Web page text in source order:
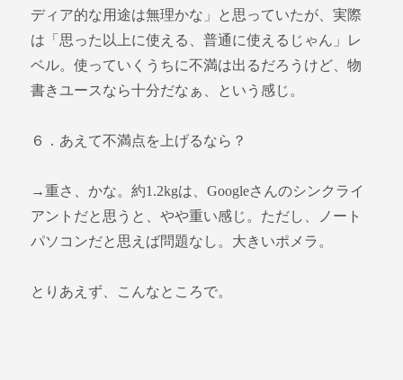
ディア的な用途は無理かな」と思っていたが、実際
は「思った以上に使える、普通に使えるじゃん」レ
ベル。使っていくうちに不満は出るだろうけど、物
書きユースなら十分だなぁ、という感じ。
６．あえて不満点を上げるなら？
→重さ、かな。約1.2kgは、Googleさんのシンクライ
アントだと思うと、やや重い感じ。ただし、ノート
パソコンだと思えば問題なし。大きいポメラ。
とりあえず、こんなところで。